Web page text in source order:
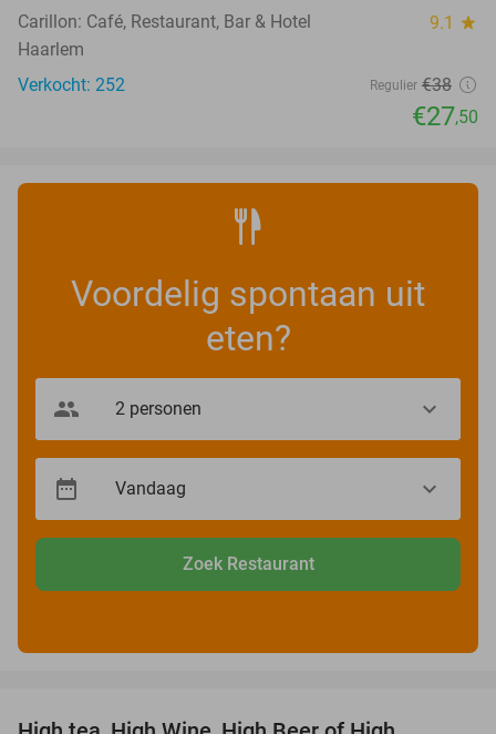
Carillon: Café, Restaurant, Bar & Hotel 9.1 star
Haarlem
Verkocht: 252
Regulier €38
€27,50
Voordelig spontaan uit
eten?
Zoek Restaurant